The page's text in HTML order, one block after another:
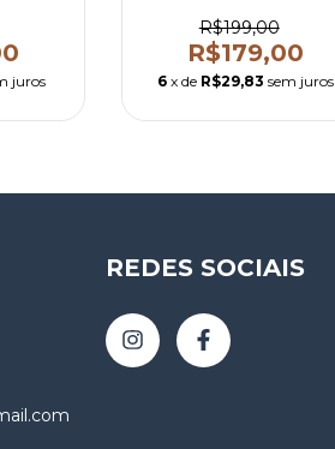
juros
R$199,00
R$179,00
6 x de R$29,83 sem juros
REDES SOCIAIS